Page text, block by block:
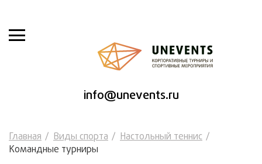
info@unevents.ru
Главная Виды спорта
Настольный теннис
Командные турниры